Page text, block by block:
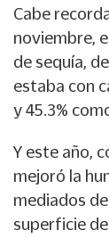
Cabe
noviembre,
de sequía,
estaba con
y 45.3%
Y este año,
mejoró la
mediados
superficie